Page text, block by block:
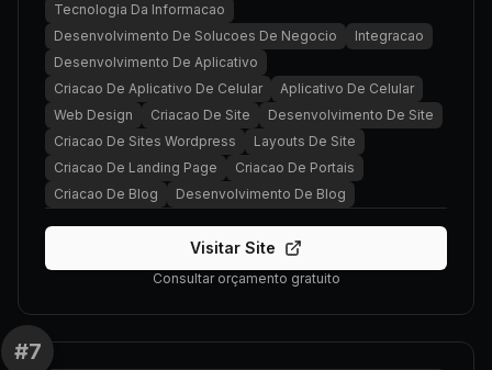
Tecnologia Da Informacao
Desenvolvimento De Solucoes De Negocio
Integracao
Desenvolvimento De Aplicativo
Criacao De Aplicativo De Celular
Aplicativo De Celular
Web Design
Criacao De Site
Desenvolvimento De Site
Criacao De Sites Wordpress
Layouts De Site
Criacao De Landing Page
Criacao De Portais
Criacao De Blog
Desenvolvimento De Blog
Visitar Site
Consultar orçamento gratuito
#7